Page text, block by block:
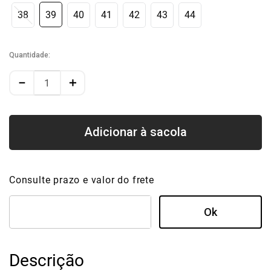
38 39 40 41 42 43 44
Quantidade
＋
－
Consulte prazo e valor do frete
Descrição